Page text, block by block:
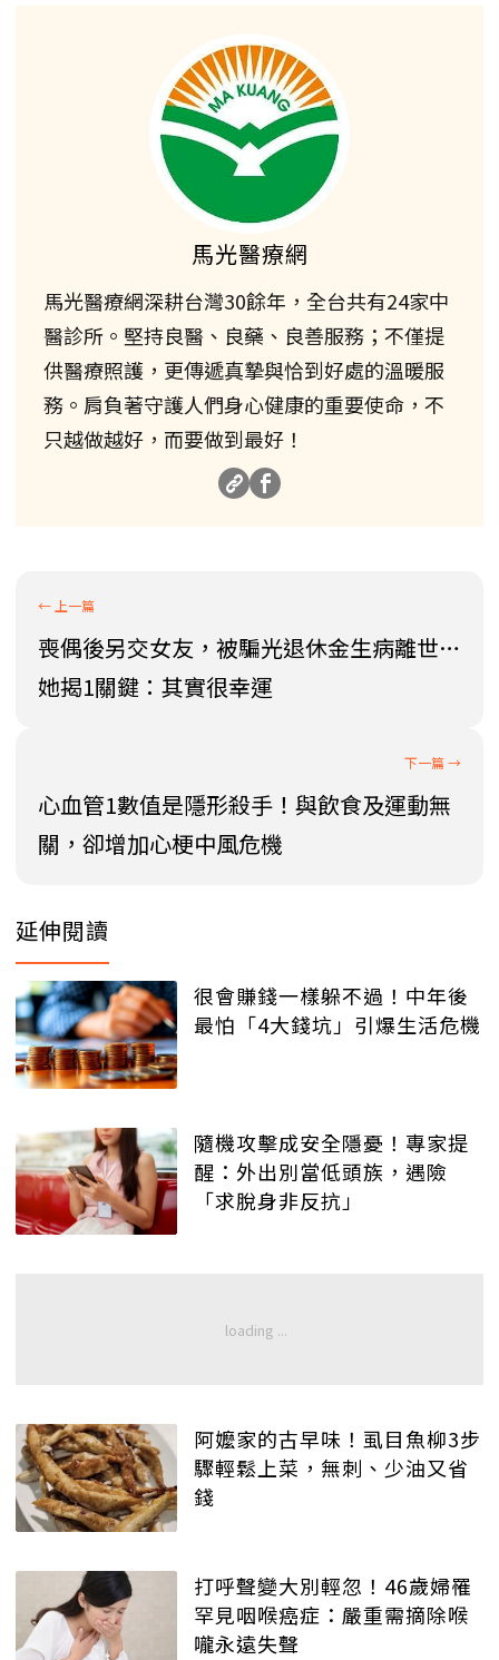
馬光醫療網
馬光醫療網深耕台灣30餘年，全台共有24家中
醫診所。堅持良醫、良藥、良善服務；不僅提
供醫療照護，更傳遞真摯與恰到好處的溫暖服
務。肩負著守護人們身心健康的重要使命，不
只越做越好，而要做到最好！
喪偶後另交女友，被騙光退休金生病離世…
她揭1關鍵：其實很幸運
心血管1數值是隱形殺手！與飲食及運動無
關，卻增加心梗中風危機
延伸閱讀
很會賺錢一樣躲不過！中年後
最怕「4大錢坑」引爆生活危機
隨機攻擊成安全隱憂！專家提
醒：外出別當低頭族，遇險
「求脫身非反抗」
阿嬤家的古早味！虱目魚柳3步
驟輕鬆上菜，無刺、少油又省
錢
打呼聲變大別輕忽！46歲婦罹
罕見咽喉癌症：嚴重需摘除喉
嚨永遠失聲